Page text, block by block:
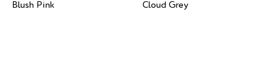
Blush Pink Cloud Grey